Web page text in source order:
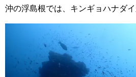
沖の浮島根では、キンギョハナダイ